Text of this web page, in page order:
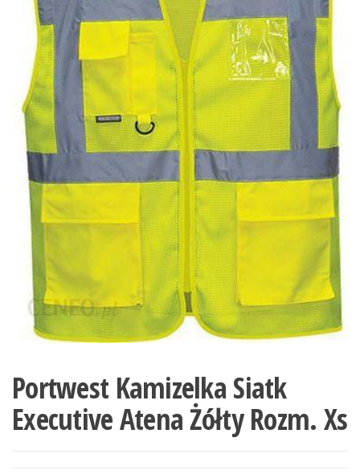
Portwest Kamizelka Siatk
Executive Atena Żółty Rozm. Xs